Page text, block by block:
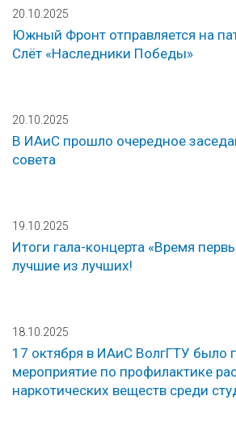
20.10.2025
Южный Фронт отправляется на
Слёт «Наследники Победы»
20.10.2025
В ИАиС прошло очередное
совета
19.10.2025
Итоги гала-концерта «Время
лучшие из лучших!
18.10.2025
17 октября в ИАиС ВолгГТУ было
мероприятие по профилактике
наркотических веществ среди